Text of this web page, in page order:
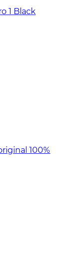
1 Black
100%